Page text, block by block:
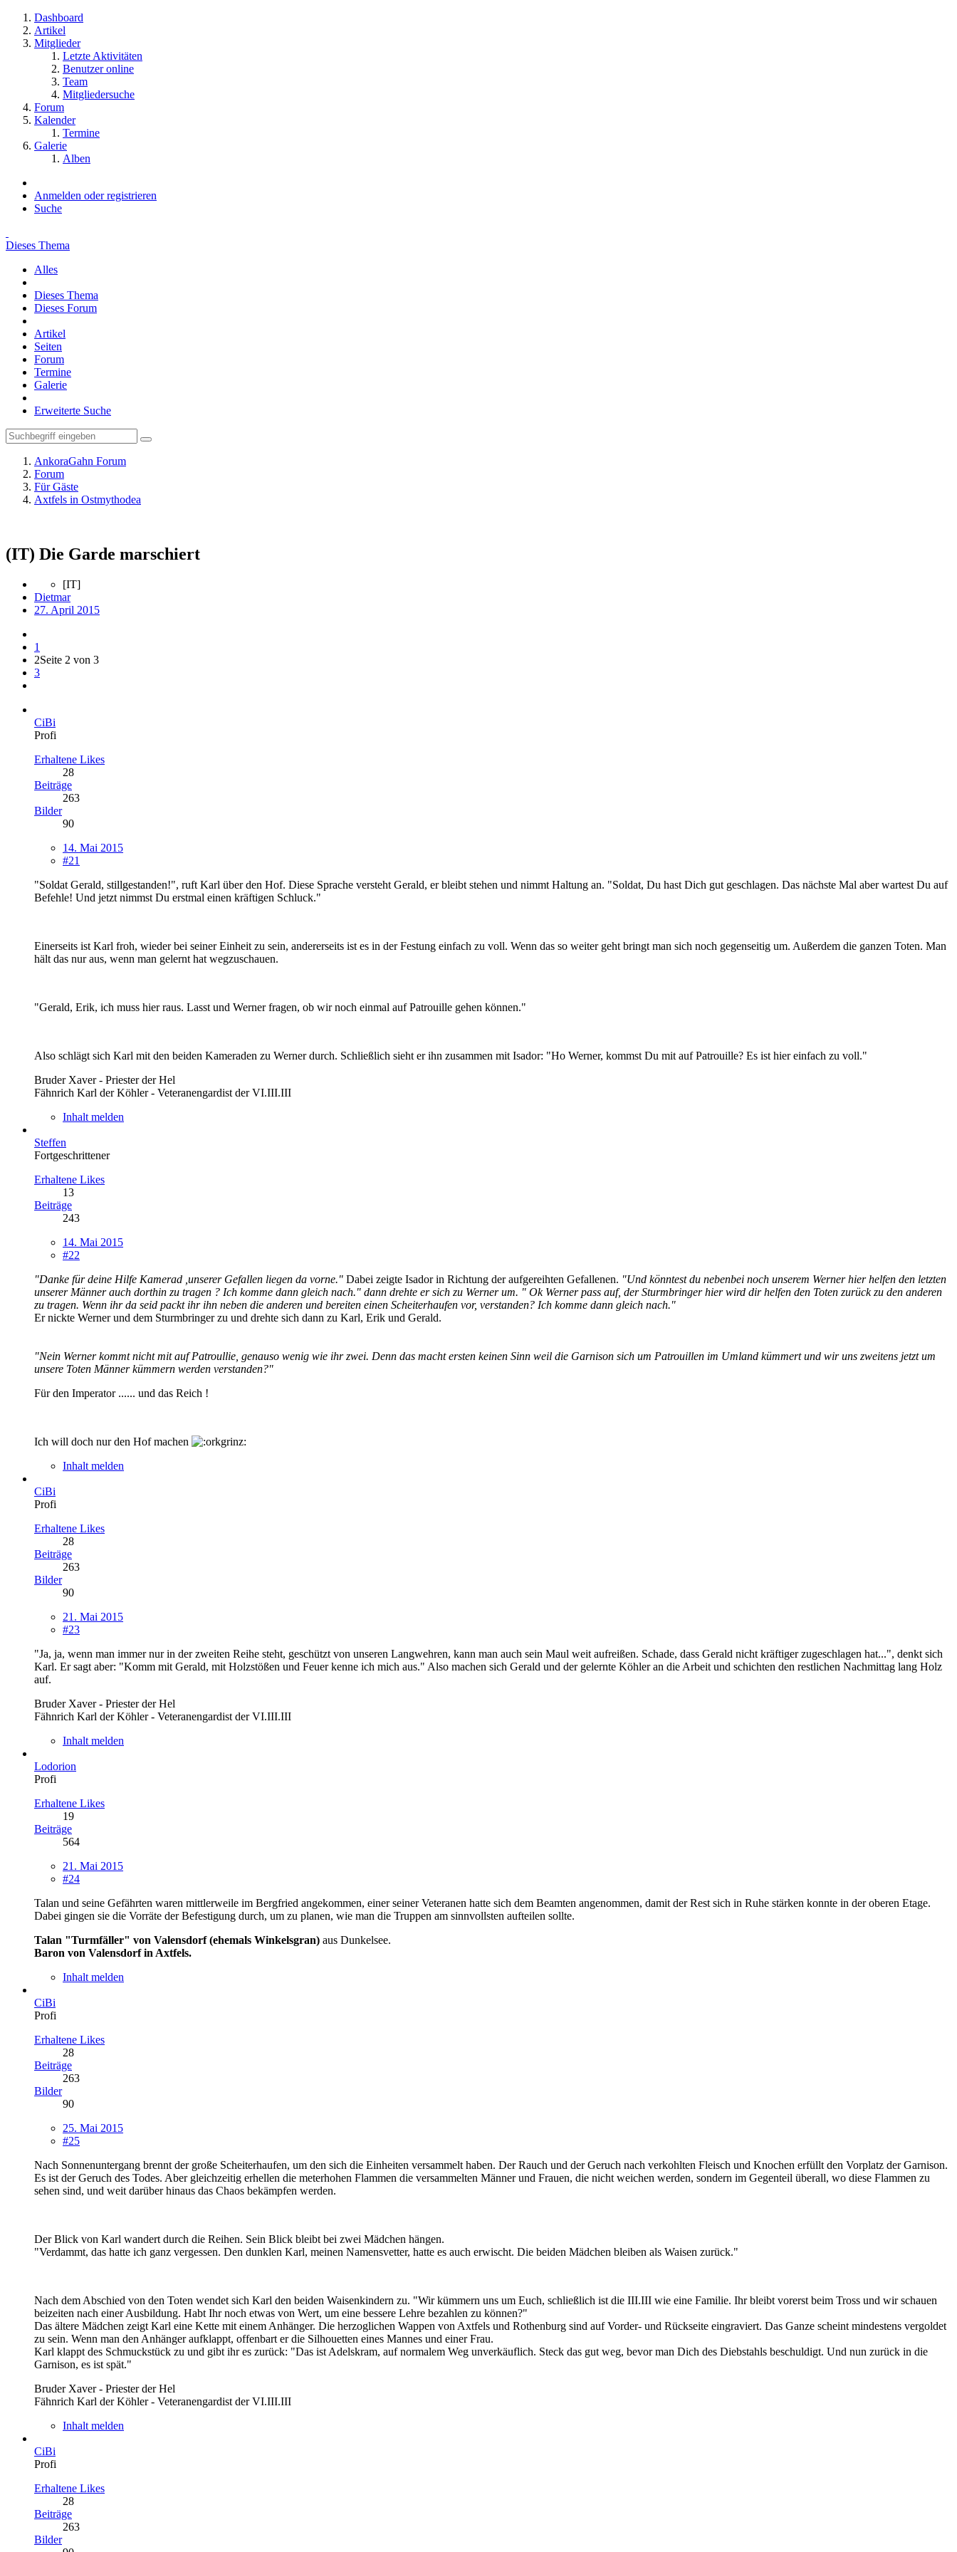
Dashboard
Artikel
Mitglieder
Letzte Aktivitäten
Benutzer online
Team
Mitgliedersuche
Forum
Kalender
Termine
Galerie
Alben
Anmelden oder registrieren
Suche
Dieses Thema
Alles
Dieses Thema
Dieses Forum
Artikel
Seiten
Forum
Termine
Galerie
Erweiterte Suche
AnkoraGahn Forum
Forum
Für Gäste
Axtfels in Ostmythodea
(IT) Die Garde marschiert
[IT]
Dietmar
27. April 2015
1
2Seite 2 von 3
3
CiBi
Profi
Erhaltene Likes
28
Beiträge
263
Bilder
90
14. Mai 2015
#21
"Soldat Gerald, stillgestanden!", ruft Karl über den Hof. Diese Sprache versteht Gerald, er bleibt stehen und nimmt Haltung an. "Soldat, Du hast Dich gut geschlagen. Das nächste Mal aber wartest Du auf
Befehle! Und jetzt nimmst Du erstmal einen kräftigen Schluck."
Einerseits ist Karl froh, wieder bei seiner Einheit zu sein, andererseits ist es in der Festung einfach zu voll. Wenn das so weiter geht bringt man sich noch gegenseitig um. Außerdem die ganzen Toten. Man
hält das nur aus, wenn man gelernt hat wegzuschauen.
"Gerald, Erik, ich muss hier raus. Lasst und Werner fragen, ob wir noch einmal auf Patrouille gehen können."
Also schlägt sich Karl mit den beiden Kameraden zu Werner durch. Schließlich sieht er ihn zusammen mit Isador: "Ho Werner, kommst Du mit auf Patrouille? Es ist hier einfach zu voll."
Bruder Xaver - Priester der Hel
Fähnrich Karl der Köhler - Veteranengardist der VI.III.III
Inhalt melden
Steffen
Fortgeschrittener
Erhaltene Likes
13
Beiträge
243
14. Mai 2015
#22
"Danke für deine Hilfe Kamerad ,unserer Gefallen liegen da vorne." Dabei zeigte Isador in Richtung der aufgereihten Gefallenen. "Und könntest du nebenbei noch unserem Werner hier helfen den letzten
unserer Männer auch dorthin zu tragen ? Ich komme dann gleich nach." dann drehte er sich zu Werner um. " Ok Werner pass auf, der Sturmbringer hier wird dir helfen den Toten zurück zu den anderen
zu tragen. Wenn ihr da seid packt ihr ihn neben die anderen und bereiten einen Scheiterhaufen vor, verstanden? Ich komme dann gleich nach."
Er nickte Werner und dem Sturmbringer zu und drehte sich dann zu Karl, Erik und Gerald.
"Nein Werner kommt nicht mit auf Patroullie, genauso wenig wie ihr zwei. Denn das macht ersten keinen Sinn weil die Garnison sich um Patrouillen im Umland kümmert und wir uns zweitens jetzt um
unsere Toten Männer kümmern werden verstanden?"
Für den Imperator ...... und das Reich !
Ich will doch nur den Hof machen
Inhalt melden
CiBi
Profi
Erhaltene Likes
28
Beiträge
263
Bilder
90
21. Mai 2015
#23
"Ja, ja, wenn man immer nur in der zweiten Reihe steht, geschützt von unseren Langwehren, kann man auch sein Maul weit aufreißen. Schade, dass Gerald nicht kräftiger zugeschlagen hat...", denkt sich
Karl. Er sagt aber: "Komm mit Gerald, mit Holzstößen und Feuer kenne ich mich aus." Also machen sich Gerald und der gelernte Köhler an die Arbeit und schichten den restlichen Nachmittag lang Holz
auf.
Bruder Xaver - Priester der Hel
Fähnrich Karl der Köhler - Veteranengardist der VI.III.III
Inhalt melden
Lodorion
Profi
Erhaltene Likes
19
Beiträge
564
21. Mai 2015
#24
Talan und seine Gefährten waren mittlerweile im Bergfried angekommen, einer seiner Veteranen hatte sich dem Beamten angenommen, damit der Rest sich in Ruhe stärken konnte in der oberen Etage.
Dabei gingen sie die Vorräte der Befestigung durch, um zu planen, wie man die Truppen am sinnvollsten aufteilen sollte.
Talan "Turmfäller" von Valensdorf (ehemals Winkelsgran) aus Dunkelsee.
Baron von Valensdorf in Axtfels.
Inhalt melden
CiBi
Profi
Erhaltene Likes
28
Beiträge
263
Bilder
90
25. Mai 2015
#25
Nach Sonnenuntergang brennt der große Scheiterhaufen, um den sich die Einheiten versammelt haben. Der Rauch und der Geruch nach verkohlten Fleisch und Knochen erfüllt den Vorplatz der Garnison.
Es ist der Geruch des Todes. Aber gleichzeitig erhellen die meterhohen Flammen die versammelten Männer und Frauen, die nicht weichen werden, sondern im Gegenteil überall, wo diese Flammen zu
sehen sind, und weit darüber hinaus das Chaos bekämpfen werden.
Der Blick von Karl wandert durch die Reihen. Sein Blick bleibt bei zwei Mädchen hängen.
"Verdammt, das hatte ich ganz vergessen. Den dunklen Karl, meinen Namensvetter, hatte es auch erwischt. Die beiden Mädchen bleiben als Waisen zurück."
Nach dem Abschied von den Toten wendet sich Karl den beiden Waisenkindern zu. "Wir kümmern uns um Euch, schließlich ist die III.III wie eine Familie. Ihr bleibt vorerst beim Tross und wir schauen
beizeiten nach einer Ausbildung. Habt Ihr noch etwas von Wert, um eine bessere Lehre bezahlen zu können?"
Das ältere Mädchen zeigt Karl eine Kette mit einem Anhänger. Die herzoglichen Wappen von Axtfels und Rothenburg sind auf Vorder- und Rückseite eingraviert. Das Ganze scheint mindestens vergoldet
zu sein. Wenn man den Anhänger aufklappt, offenbart er die Silhouetten eines Mannes und einer Frau.
Karl klappt des Schmuckstück zu und gibt ihr es zurück: "Das ist Adelskram, auf normalem Weg unverkäuflich. Steck das gut weg, bevor man Dich des Diebstahls beschuldigt. Und nun zurück in die
Garnison, es ist spät."
Bruder Xaver - Priester der Hel
Fähnrich Karl der Köhler - Veteranengardist der VI.III.III
Inhalt melden
CiBi
Profi
Erhaltene Likes
28
Beiträge
263
Bilder